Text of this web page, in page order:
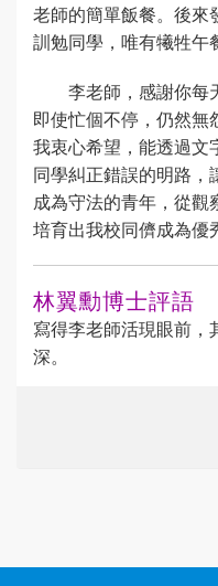
老師的簡單飯餐。後來
訓勉同學，唯有犧牲午
李老師，感謝你每
即使忙個不停，仍然無
我衷心希望，能透過文
同學糾正錯誤的明路
成為守法的青年，從觀
培育出我校同儕成為優
林翼勳博士評語
寫得李老師活現眼前
深。